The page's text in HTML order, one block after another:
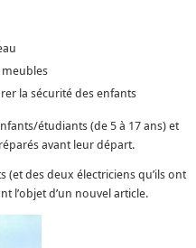
la sécurité des enfants
étudiants (de 5 à 17 ans) et
avant leur départ.
des deux électriciens qu’ils ont
l’objet d’un nouvel article.